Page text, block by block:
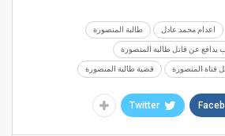
اعدام محمد عادل طالبة المنصورة
يدافع عن قاتل طالبة المنصورة
فتاة المنصورة قضية طالبة المنصورة
Twitter